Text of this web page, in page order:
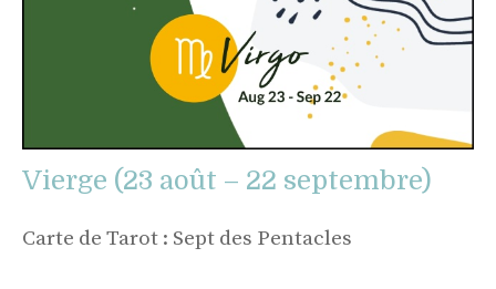
Vierge (23 août – 22 septembre)
Carte de Tarot : Sept des Pentacles